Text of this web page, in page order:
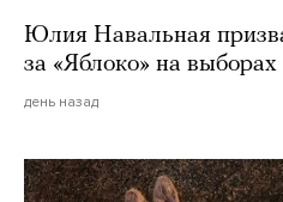
Юлия Навальная
за «Яблоко» на выборах
день назад